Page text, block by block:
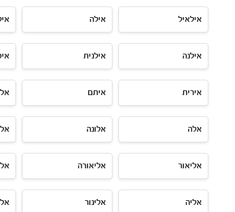
אילאיל אילה
אילנה אילנית
אירית איתם
אלה אלונה
אליאור אליאורה
אליה אלינור